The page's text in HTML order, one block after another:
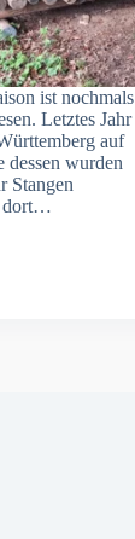
ist nochmals
Letztes Jahr
auf
dessen wurden
Stangen
dort…